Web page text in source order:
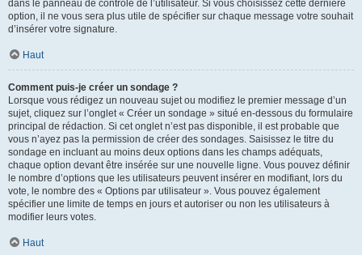
dans le panneau de contrôle de l’utilisateur. Si vous choisissez cette dernière
option, il ne vous sera plus utile de spécifier sur chaque message votre souhait
d’insérer votre signature.
Haut
Comment puis-je créer un sondage ?
Lorsque vous rédigez un nouveau sujet ou modifiez le premier message d’un
sujet, cliquez sur l’onglet « Créer un sondage » situé en-dessous du formulaire
principal de rédaction. Si cet onglet n’est pas disponible, il est probable que
vous n’ayez pas la permission de créer des sondages. Saisissez le titre du
sondage en incluant au moins deux options dans les champs adéquats,
chaque option devant être insérée sur une nouvelle ligne. Vous pouvez définir
le nombre d’options que les utilisateurs peuvent insérer en modifiant, lors du
vote, le nombre des « Options par utilisateur ». Vous pouvez également
spécifier une limite de temps en jours et autoriser ou non les utilisateurs à
modifier leurs votes.
Haut